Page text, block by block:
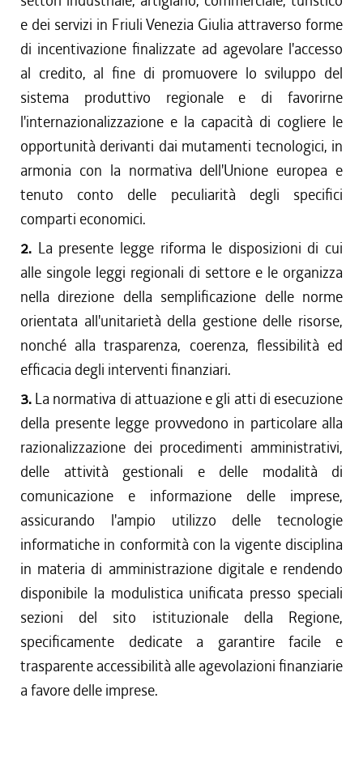
e dei servizi in Friuli Venezia Giulia attraverso forme
di incentivazione finalizzate ad agevolare l'accesso
al credito, al fine di promuovere lo sviluppo del
sistema produttivo regionale e di favorirne
l'internazionalizzazione e la capacità di cogliere le
opportunità derivanti dai mutamenti tecnologici, in
armonia con la normativa dell'Unione europea e
tenuto conto delle peculiarità degli specifici
comparti economici.
2. La presente legge riforma le disposizioni di cui
alle singole leggi regionali di settore e le organizza
nella direzione della semplificazione delle norme
orientata all'unitarietà della gestione delle risorse,
nonché alla trasparenza, coerenza, flessibilità ed
efficacia degli interventi finanziari.
3. La normativa di attuazione e gli atti di esecuzione
della presente legge provvedono in particolare alla
razionalizzazione dei procedimenti amministrativi,
delle attività gestionali e delle modalità di
comunicazione e informazione delle imprese,
assicurando l'ampio utilizzo delle tecnologie
informatiche in conformità con la vigente disciplina
in materia di amministrazione digitale e rendendo
disponibile la modulistica unificata presso speciali
sezioni del sito istituzionale della Regione,
specificamente dedicate a garantire facile e
trasparente accessibilità alle agevolazioni finanziarie
a favore delle imprese.